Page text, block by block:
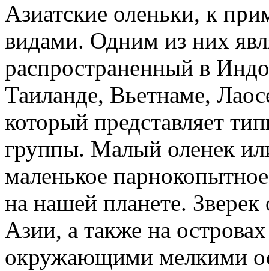
Азиатские оленьки, к
видами. Одним из них
распространенный в
Таиланде, Вьетнаме,
который представляет
группы. Малый оленек
маленькое
на нашей планете.
Азии, а также на
окружающими мелкими